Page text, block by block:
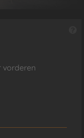
vorderen